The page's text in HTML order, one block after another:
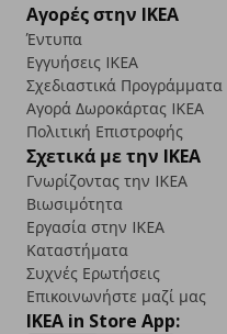
Αγορές στην IKEA
Έντυπα
Εγγυήσεις IKEA
Σχεδιαστικά Προγράμματα
Αγορά Δωρoκάρτας IKEA
Πολιτική Επιστροφής
Σχετικά με την IKEA
Γνωρίζοντας την IKEA
Βιωσιμότητα
Εργασία στην IKEA
Καταστήματα
Συχνές Ερωτήσεις
Επικοινωνήστε μαζί μας
IKEA in Store App: